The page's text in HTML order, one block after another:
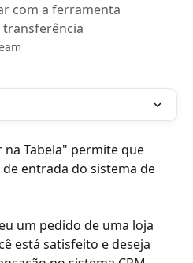
com a ferramenta
transferência
Tabela" permite que
entrada do sistema de
um pedido de uma loja
está satisfeito e deseja